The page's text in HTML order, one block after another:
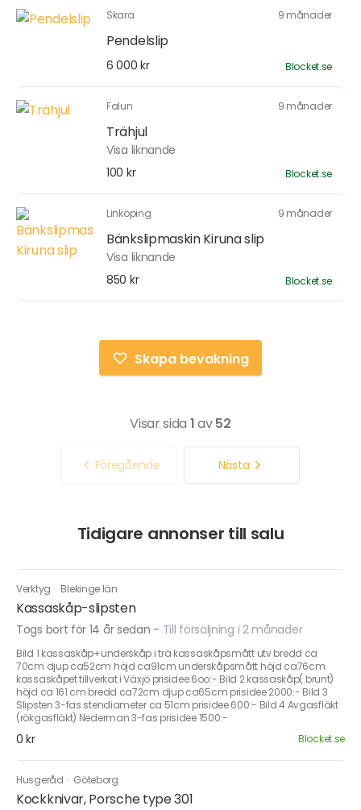
Skara 9 månader
Pendelslip
6 000 kr Blocket.se
Falun 9 månader
Trähjul
Visa liknande
100 kr
Blocket.se
Linköping 9 månader
Bänkslipmaskin Kiruna slip
Visa liknande
850 kr
Blocket.se
Skapa bevakning
Visar sida 1av52
Föregående Nästa
Tidigare annonser till salu
Verktyg · Blekinge län
Kassaskåp-slipsten
Togs bort för 14 år sedan - Till försäljning i 2 månader
Bild 1 kassaskåp+underskåp i trä kassaskåpsmått utv bredd ca
70cm djup ca52cm höjd ca91cm underskåpsmått höjd ca76cm
kassaskåpet tillverkat i Växjö prisidee 6oo:- Bild 2 kassaskåp( brunt)
höjd ca 161 cm bredd ca72cm djup ca65cm prisidee 2000:- Bild 3
Slipsten 3-fas stendiameter ca 51cm prisidee 600:- Bild 4 Avgasfläkt
(rökgasfläkt) Nederman 3-fas prisidee 1500:-
0 kr Blocket.se
Husgeråd · Göteborg
Kockknivar, Porsche type 301